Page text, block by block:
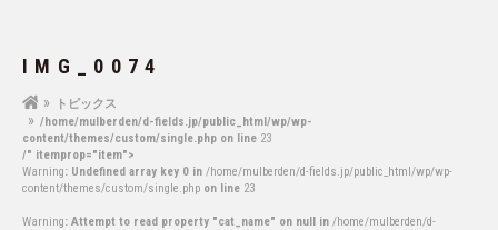
IMG_0074
トピックス
/home/mulberden/d-fields.jp/public_html/wp/wp-
content/themes/custom/single.php on line 23
/" itemprop="item">
Warning: Undefined array key 0 in /home/mulberden/d-fields.jp/public_html/wp/wp-
content/themes/custom/single.php on line 23
Warning: Attempt to read property "cat_name" on null in /home/mulberden/d-